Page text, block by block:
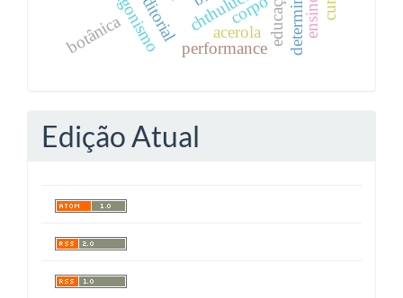
botânica performance
acerola
corpo
Edição Atual